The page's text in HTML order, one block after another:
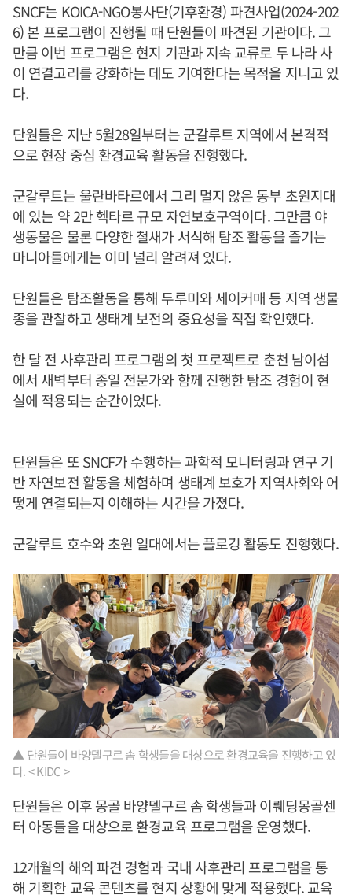
SNCF는 KOICA-NGO봉사단(기후환경) 파견사업(2024-202
6) 본 프로그램이 진행될 때 단원들이 파견된 기관이다. 그
만큼 이번 프로그램은 현지 기관과 지속 교류로 두 나라 사
이 연결고리를 강화하는 데도 기여한다는 목적을 지니고 있
다.
단원들은 지난 5월28일부터는 군갈루트 지역에서 본격적
으로 현장 중심 환경교육 활동을 진행했다.
군갈루트는 울란바타르에서 그리 멀지 않은 동부 초원지대
에 있는 약 2만 헥타르 규모 자연보호구역이다. 그만큼 야
생동물은 물론 다양한 철새가 서식해 탐조 활동을 즐기는
마니아들에게는 이미 널리 알려져 있다.
단원들은 탐조활동을 통해 두루미와 세이커매 등 지역 생물
종을 관찰하고 생태계 보전의 중요성을 직접 확인했다.
한 달 전 사후관리 프로그램의 첫 프로젝트로 춘천 남이섬
에서 새벽부터 종일 전문가와 함께 진행한 탐조 경험이 현
실에 적용되는 순간이었다.
단원들은 또 SNCF가 수행하는 과학적 모니터링과 연구 기
반 자연보전 활동을 체험하며 생태계 보호가 지역사회와 어
떻게 연결되는지 이해하는 시간을 가졌다.
군갈루트 호수와 초원 일대에서는 플로깅 활동도 진행했다.
▲ 단원들이 바양델구르 솜 학생들을 대상으로 환경교육을 진행하고 있
다. < KIDC >
단원들은 이후 몽골 바양델구르 솜 학생들과 이뤠딩몽골센
터 아동들을 대상으로 환경교육 프로그램을 운영했다.
12개월의 해외 파견 경험과 국내 사후관리 프로그램을 통
해 기획한 교육 콘텐츠를 현지 상황에 맞게 적용했다. 교육